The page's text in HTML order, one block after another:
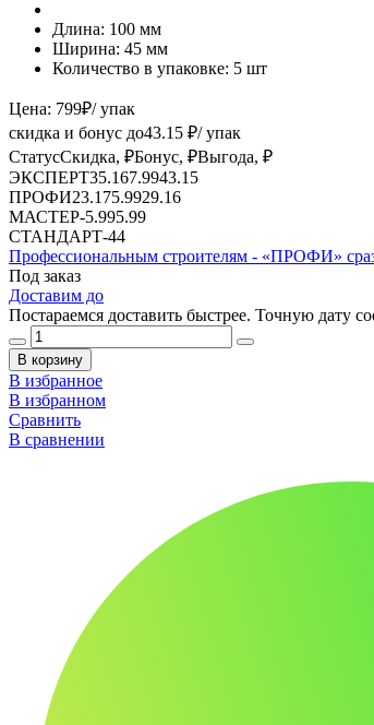
Длина: 100 мм
Ширина: 45 мм
Количество в упаковке: 5 шт
Цена: 799₽/ упак
скидка и бонус до43.15 ₽/ упак
СтатусСкидка, ₽Бонус, ₽Выгода, ₽
ЭКСПЕРТ35.167.9943.15
ПРОФИ23.175.9929.16
МАСТЕР-5.995.99
СТАНДАРТ-44
Профессиональным строителям - «ПРОФИ»
Под заказ
Доставим до
Постараемся доставить быстрее. Точную дату
В корзину
В избранное
В избранном
Сравнить
В сравнении